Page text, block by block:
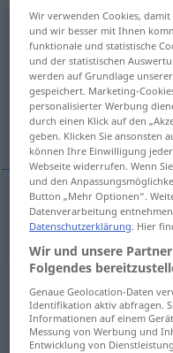
brvno n
Übersicht aller
(Für mehr Details die
Balken
Balkenm brvno
Wir verwenden Cookies,
und wir besser mit Ihnen
funktionale und statistische
und der statistischen
werden auf Grundlage
gespeichert. Marketing-
personalisierter Werbung
durch einen Klick auf den
geben. Klicken Sie ansonsten
können Ihre Einwilligung
Webseite widerrufen. Wenn
und den
Button „Mehr Optionen“.
Datenverarbeitung
Datenschutzerklärung. Hier
Wir und unsere
Folgendes
Genaue Geolocation-Daten
Identifikation aktiv abfragen.
Informationen auf einem
Messung von Werbung und
Entwicklung von